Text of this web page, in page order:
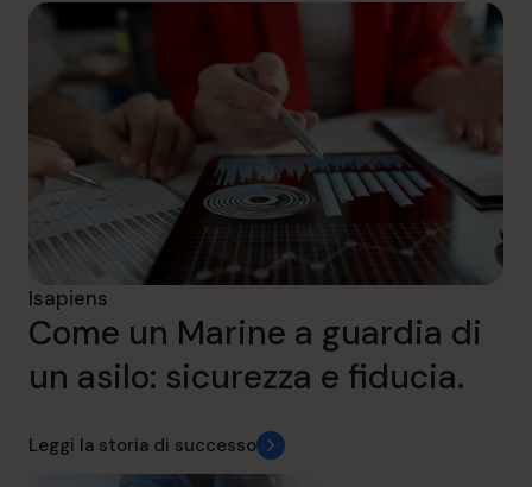
Isapiens
Come un Marine a guardia di
un asilo: sicurezza e fiducia.
Leggi la storia di successo